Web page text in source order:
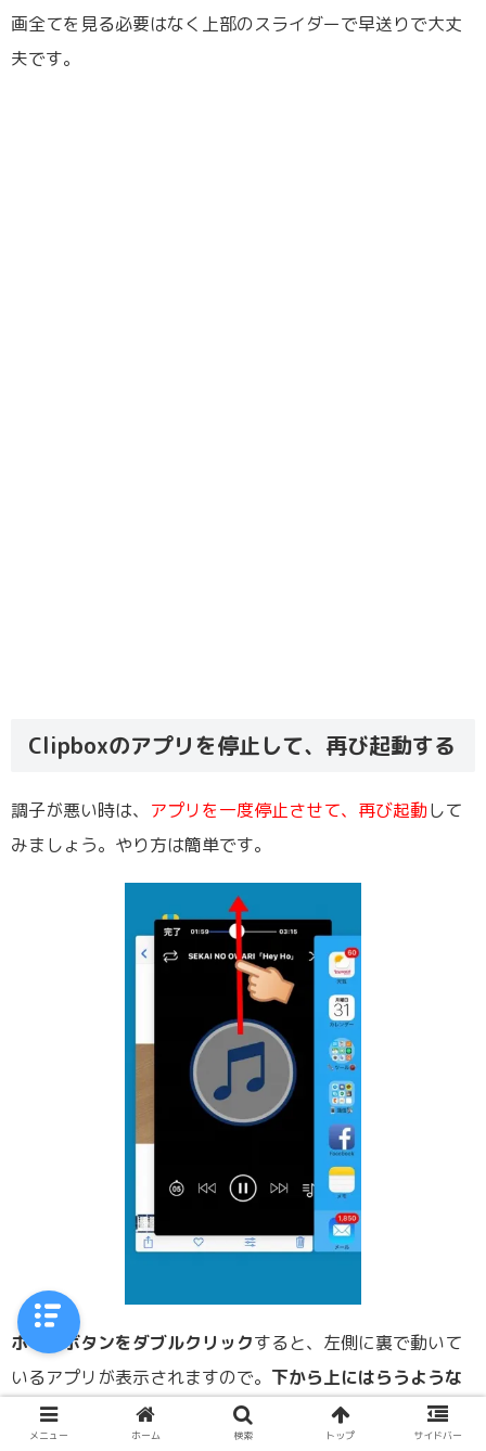
画全てを見る必要はなく上部のスライダーで早送りで大丈
夫です。
Clipboxのアプリを停止して、再び起動する
調子が悪い時は、 アプリを一度停止させて、再び起動して
みましょう。やり方は簡単です。
ホームボタンをダブルクリックすると、左側に裏で動いて
いるアプリが表示されますので。 下から上にはらうような
動作(スワイプ)するだけ
です。これでClipboxを一度消し
メニュー ホーム 検索 トップ サイドバー